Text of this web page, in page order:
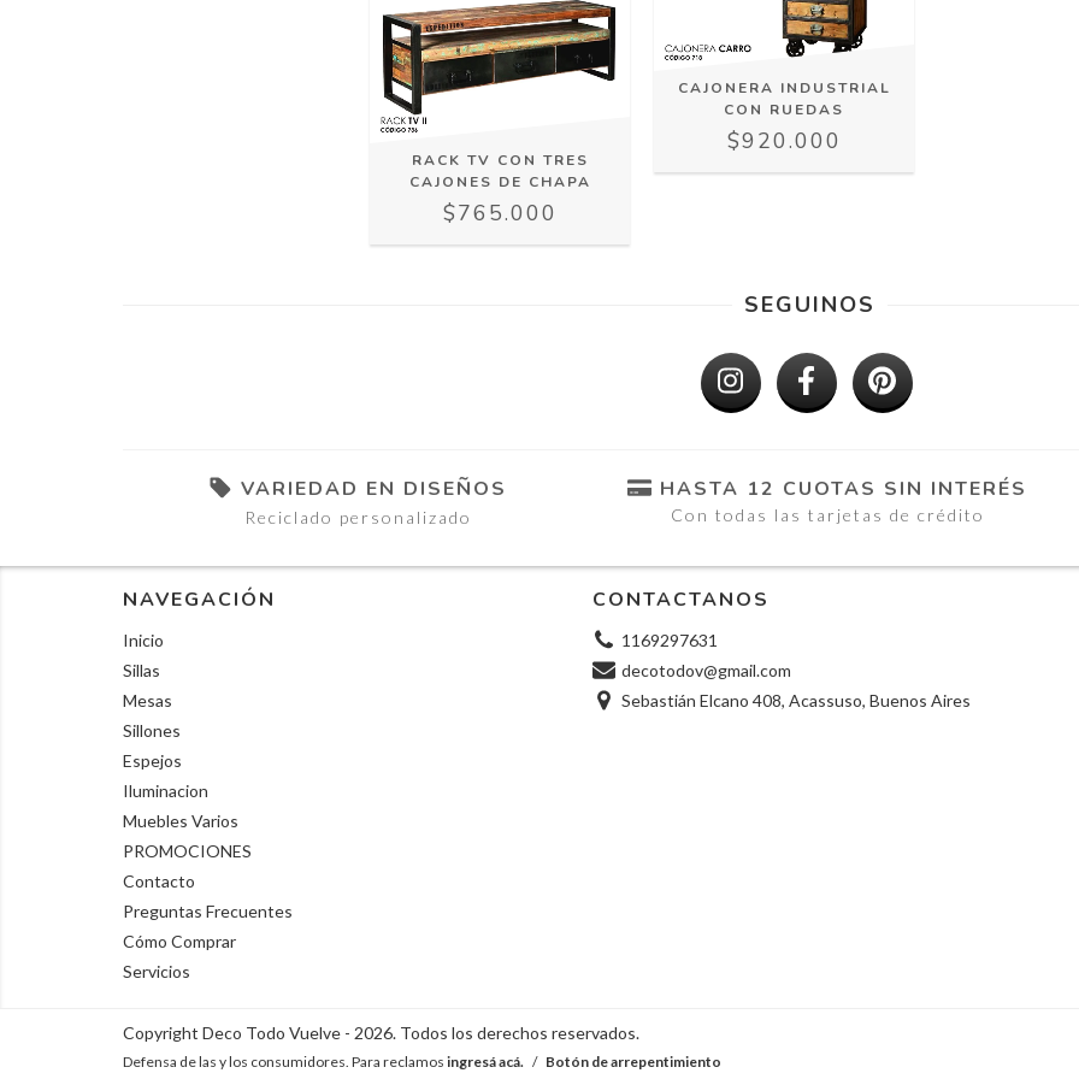
RACK TV CON TRES
CAJONES DE CHAPA
$765.000
CAJONERA INDUSTRIAL
CON RUEDAS
$920.000
SEGUINOS
VARIEDAD EN DISEÑOS
Reciclado personalizado
HASTA 12 CUOTAS SIN INTERÉS
Con todas las tarjetas de crédito
NAVEGACIÓN
Inicio
Sillas
Mesas
Sillones
Espejos
Iluminacion
Muebles Varios
PROMOCIONES
Contacto
Preguntas Frecuentes
Cómo Comprar
Servicios
CONTACTANOS
1169297631
decotodov@gmail.com
Sebastián Elcano 408, Acassuso, Buenos Aires
Copyright Deco Todo Vuelve - 2026. Todos los derechos reservados.
Defensa de las y los consumidores. Para reclamos ingresá acá. / Botón de arrepentimiento